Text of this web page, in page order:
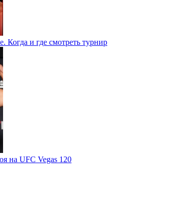
Когда и где смотреть турнир
на UFC Vegas 120